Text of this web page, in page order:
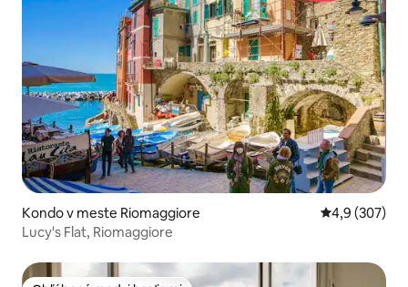
Kondo v meste Riomaggiore Priemerné
4,9 (307)
Lucy's Flat, Riomaggiore